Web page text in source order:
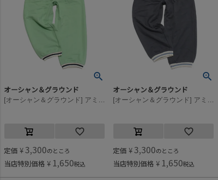
オーシャン＆グラウンド
定価 ¥ 3,300のところ
当店特別価格 ¥ 1,650税込
オーシャン＆グラウンド
定価 ¥ 3,300のところ
当店特別価格 ¥ 1,650税込